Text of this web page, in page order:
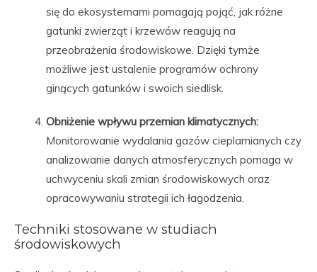
się do ekosystemami pomagają pojąć, jak różne
gatunki zwierząt i krzewów reagują na
przeobrażenia środowiskowe. Dzięki tymże
możliwe jest ustalenie programów ochrony
ginących gatunków i swoich siedlisk.
Obniżenie wpływu przemian klimatycznych:
Monitorowanie wydalania gazów cieplarnianych czy
analizowanie danych atmosferycznych pomaga w
uchwyceniu skali zmian środowiskowych oraz
opracowywaniu strategii ich łagodzenia.
Techniki stosowane w studiach
środowiskowych